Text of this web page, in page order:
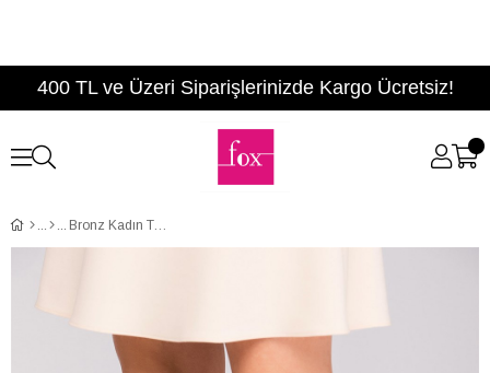
400 TL ve Üzeri Siparişlerinizde Kargo Ücretsiz!
Bronz Kadın Topuklu Ayakkabı D340040034